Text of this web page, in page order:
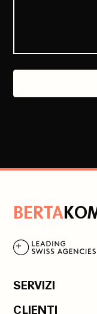
BERTAK
SERVIZI
CLIENTI